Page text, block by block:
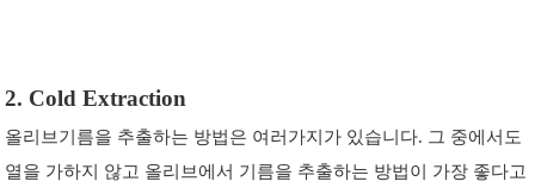
2. Cold Extraction
올리브기름을 추출하는 방법은 여러가지가 있습니다. 그 중에서도
열을 가하지 않고 올리브에서 기름을 추출하는 방법이 가장 좋다고